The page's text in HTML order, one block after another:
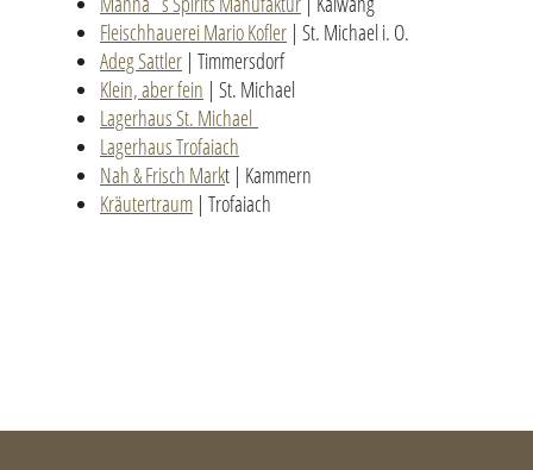
Fleischhauerei Mario Kofler | St. Michael i. O.
Adeg Sattler | Timmersdorf
Klein, aber fein | St. Michael
Lagerhaus St. Michael
Lagerhaus Trofaiach
Nah & Frisch Markt | Kammern
Kräutertraum | Trofaiach